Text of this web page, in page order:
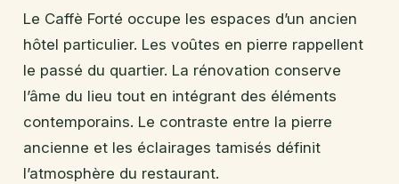
Le Caffè Forté occupe les espaces d’un ancien
hôtel particulier. Les voûtes en pierre rappellent
le passé du quartier. La rénovation conserve
l’âme du lieu tout en intégrant des éléments
contemporains. Le contraste entre la pierre
ancienne et les éclairages tamisés définit
l’atmosphère du restaurant.